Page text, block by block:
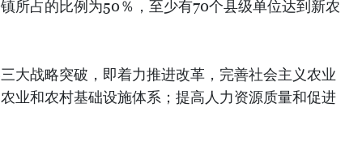
所占的比例为50％，至少有70个县级单位达到新农
大战略突破，即着力推进改革，完善社会主义农业
业和农村基础设施体系；提高人力资源质量和促进